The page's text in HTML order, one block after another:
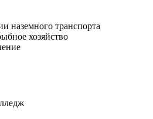
наземного транспорта
хозяйство